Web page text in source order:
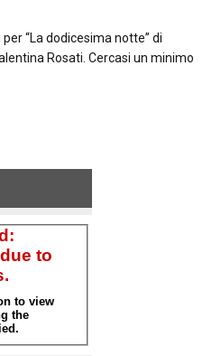
“La dodicesima notte” di
Rosati. Cercasi un minimo